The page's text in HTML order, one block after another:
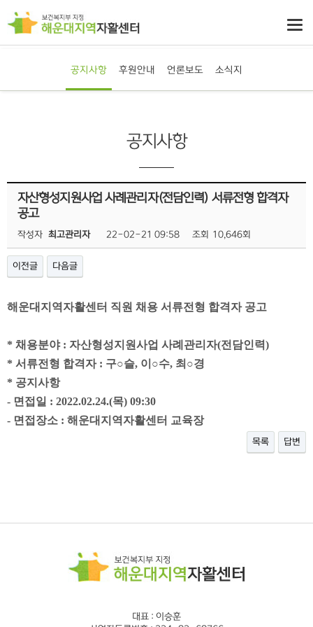
공지사항 후원안내 언론보도 소식지
공지사항
자산형성지원사업 사례관리자(전담인력) 서류전형 합격자
공고
작성자 최고관리자 22-02-21 09:58 조회 10,646회
이전글 다음글
해운대지역자활센터 직원 채용 서류전형 합격자 공고
* 채용분야 : 자산형성지원사업 사례관리자(전담인력)
* 서류전형 합격자 : 구○슬, 이 ○수, 최 ○경
* 공지사항
- 면접일 : 2022.02.24.(목) 09:30
- 면접장소 : 해운대지역자활센터 교육장
목록 답변
대표 : 이승훈